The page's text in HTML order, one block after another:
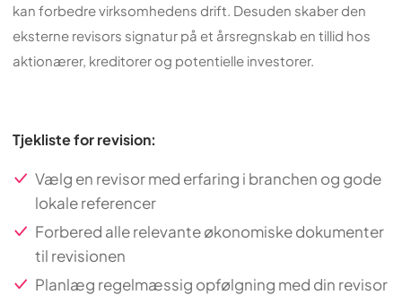
kan forbedre virksomhedens drift. Desuden skaber den
eksterne revisors signatur på et årsregnskab en tillid hos
aktionærer, kreditorer og potentielle investorer.
Tjekliste for revision:
Vælg en revisor med erfaring i branchen og gode
lokale referencer
Forbered alle relevante økonomiske dokumenter
til revisionen
Planlæg regelmæssig opfølgning med din revisor